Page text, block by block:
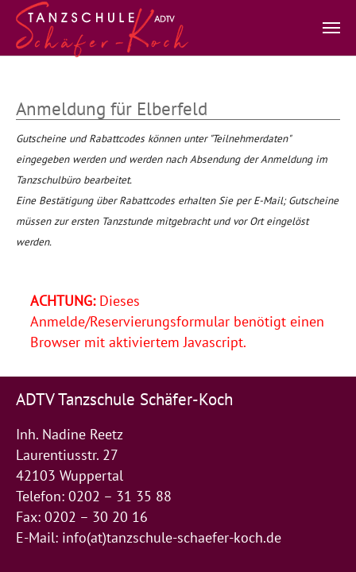
Anmeldung für Elberfeld
Gutscheine und Rabattcodes können unter "Teilnehmerdaten"
eingegeben werden und werden nach Absendung der Anmeldung im
Tanzschulbüro bearbeitet.
Eine Bestätigung über Rabattcodes erhalten Sie per E-Mail; Gutscheine
müssen zur ersten Tanzstunde mitgebracht und vor Ort eingelöst
werden.
ACHTUNG:Dieses
Anmelde/Reservierungsformular benötigt einen
Browser mit aktiviertem Javascript.
ADTV Tanzschule Schäfer-Koch
Inh. Nadine Reetz
Laurentiusstr. 27
42103 Wuppertal
Telefon: 0202 – 31 35 88
Fax: 0202 – 30 20 16
E-Mail: info(at)tanzschule-schaefer-koch.de